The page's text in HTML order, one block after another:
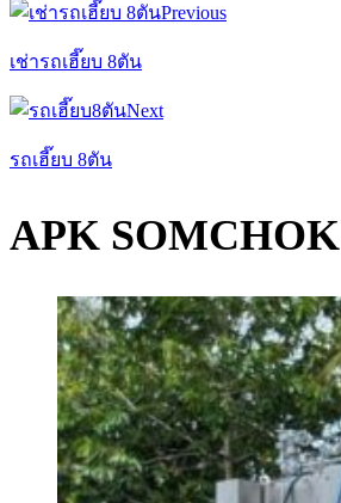
Previous
เช่ารถเฮี๊ยบ 8ตัน
Next
รถเฮี๊ยบ 8ตัน
APK SOMCHOK